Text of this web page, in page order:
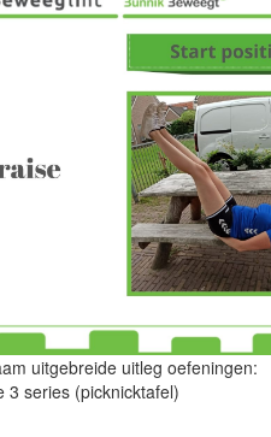
uitgebreide uitleg oefeningen:
3 series (picknicktafel)